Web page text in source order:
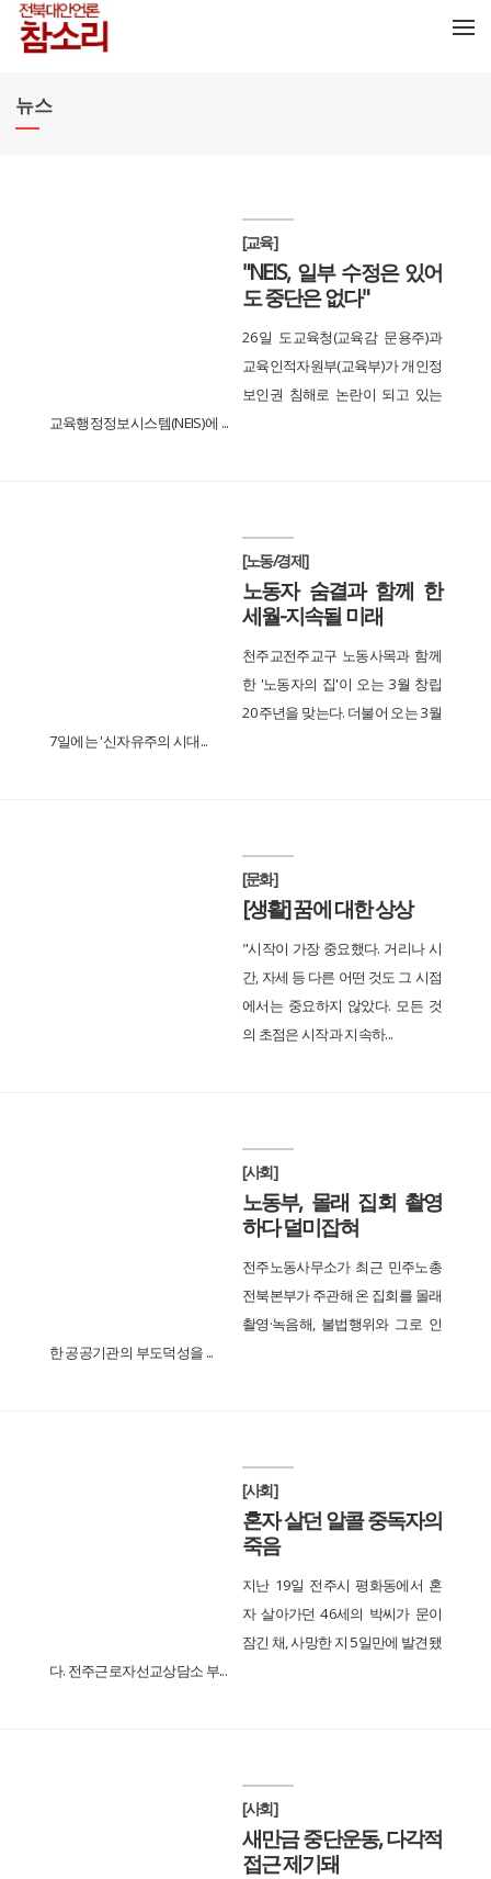
뉴스
[교육]
"NEIS, 일부 수정은 있어
도 중단은 없다"
26일 도교육청(교육감 문용주)과
교육인적자원부(교육부)가 개인정
보인권 침해로 논란이 되고 있는
교육행정정보시스템(NEIS)에 ...
[노동/경제]
노동자 숨결과 함께 한
세월-지속될 미래
천주교전주교구 노동사목과 함께
한 '노동자의 집'이 오는 3월 창립
20주년을 맞는다. 더불어 오는 3월
7일에는 '신자유주의 시대...
[문화]
[생활] 꿈에 대한 상상
"시작이 가장 중요했다. 거리나 시
간, 자세 등 다른 어떤 것도 그 시점
에서는 중요하지 않았다. 모든 것
의 초점은 시작과 지속하...
[사회]
노동부, 몰래 집회 촬영
하다 덜미잡혀
전주노동사무소가 최근 민주노총
전북본부가 주관해 온 집회를 몰래
촬영·녹음해, 불법행위와 그로 인
한 공공기관의 부도덕성을 ...
[사회]
혼자 살던 알콜 중독자의
죽음
지난 19일 전주시 평화동에서 혼
자 살아가던 46세의 박씨가 문이
잠긴 채, 사망한 지 5일만에 발견됐
다. 전주근로자선교상담소 부...
[사회]
새만금 중단운동, 다각적
접근 제기돼